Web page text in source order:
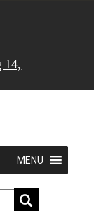
14,
MENU